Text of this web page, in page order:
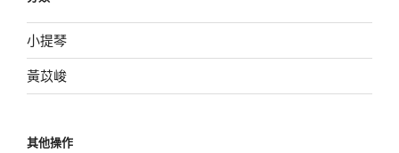
小提琴
黃苡峻
其他操作